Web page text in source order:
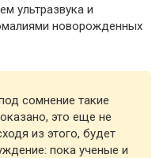
ультразвука и
новорожденных
сомнение такие
это еще не
из этого, будет
пока ученые и